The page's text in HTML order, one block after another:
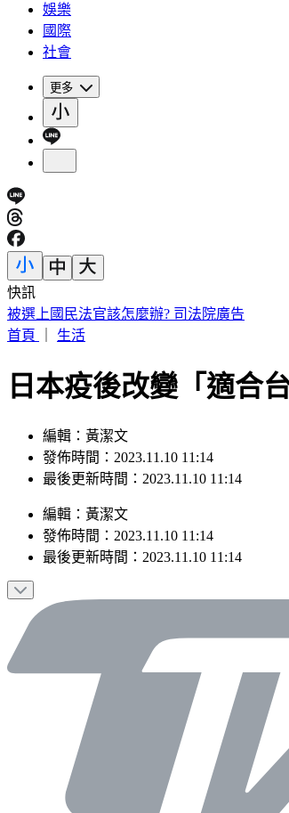
娛樂
國際
社會
更多
快訊
王凱靈堂曝光！黑色郵筒藏思念 70歲母缺席
首頁
生活
日本疫後改變「適合
編輯：黃潔文
發佈時間：2023.11.10 11:14
最後更新時間：2023.11.10 11:14
編輯 ： 黃潔文
發佈時間： 2023.11.10 11:14
最後更新時間： 2023.11.10 11:14